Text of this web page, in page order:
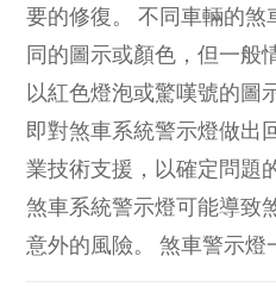
要的修復。 不同車輛的
同的圖示或顏色，但一般
以紅色燈泡或驚嘆號的圖
即對煞車系統警示燈做出
業技術支援，以確定問題
煞車系統警示燈可能導致
意外的風險。 煞車警示燈